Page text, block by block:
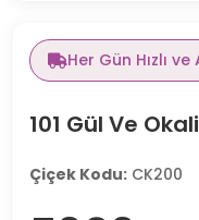
Her Gün Hızlı
101 Gül Ve
Çiçek Kodu: CK200